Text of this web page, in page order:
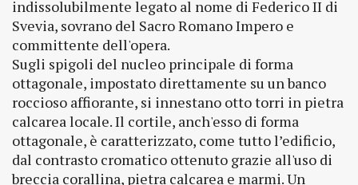
indissolubilmente legato al nome di Federico II di
Svevia, sovrano del Sacro Romano Impero e
committente dell'opera.
Sugli spigoli del nucleo principale di forma
ottagonale, impostato direttamente su un banco
roccioso affiorante, si innestano otto torri in pietra
calcarea locale. Il cortile, anch'esso di forma
ottagonale, è caratterizzato, come tutto l’edificio,
dal contrasto cromatico ottenuto grazie all'uso di
breccia corallina, pietra calcarea e marmi. Un